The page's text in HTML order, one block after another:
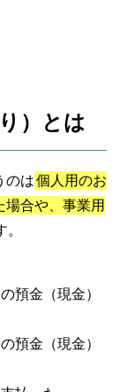
）とは
のは個人用のお
合や、事業用
。
預金（現金）
預金（現金）